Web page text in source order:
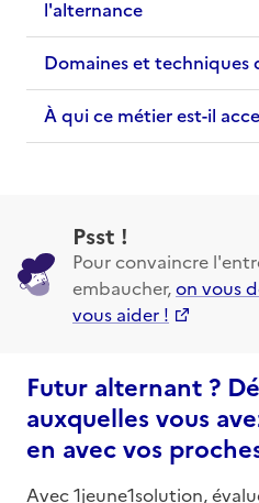
l'alternance
Domaines et techniques
À qui ce métier est-il
Psst !
Pour convaincre
embaucher,on vous
vous aider !
Futur alternant ?
auxquelles vous
en avec vos
Avec 1jeune1solution,